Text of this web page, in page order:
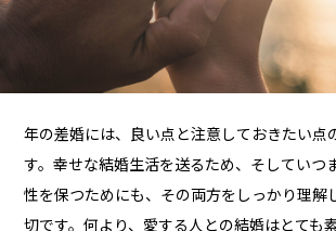
年の差婚には、良い点と注意しておきたい点
す。幸せな結婚生活を送るため、そしていつ
性を保つためにも、その両方をしっかり理解
切です。何より、愛する人との結婚はとても